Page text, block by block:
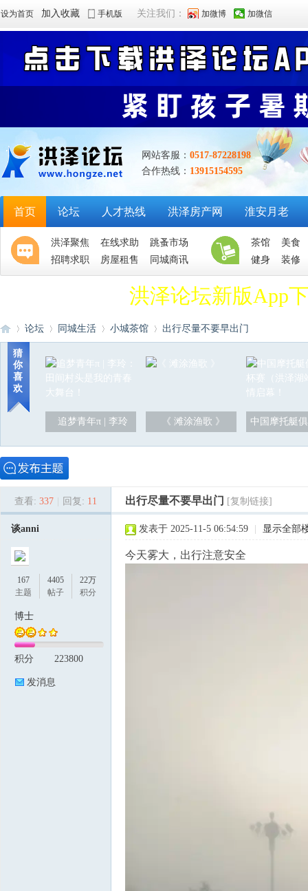
设为首页 加入收藏 手机版 关注我们： 加微博 加微信
网站客服： 0517-87228198
合作热线： 13915154595
首页 论坛 人才热线 洪泽房产网 淮安月老
洪泽聚焦 在线求助
跳蚤市场
招聘求职
房屋租售 同城商讯
茶馆
美食
健身
装修
洪泽论坛新版App
»
论坛 同城生活 小城茶馆 出行尽量不要早出门
猜
你
喜
欢
追梦青年π | 李玲 《 滩涂渔歌 》 中国摩托艇
查看: 337 回复: 11 出行尽量不要早出门 [复制链接]
谈anni
167
主题
4405
帖子
22万
积分
博士
积分 223800
发消息
发表于 2025-11-5 06:54:59 显示全部
今天雾大，出行注意安全